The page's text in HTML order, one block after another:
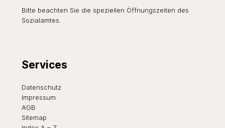
Bitte beachten Sie die speziellen Öffnungszeiten des
Sozialamtes
Services
Datenschutz
Impressum
AGB
Sitemap